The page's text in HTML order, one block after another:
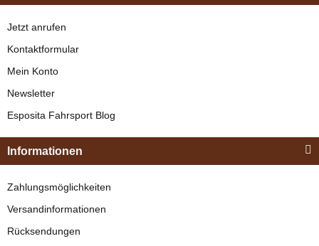
Jetzt anrufen
Kontaktformular
Mein Konto
Newsletter
Esposita Fahrsport Blog
Informationen
Zahlungsmöglichkeiten
Versandinformationen
Rücksendungen